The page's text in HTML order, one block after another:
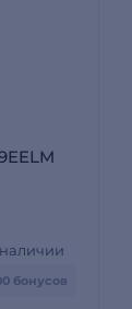
наличии
бонусов